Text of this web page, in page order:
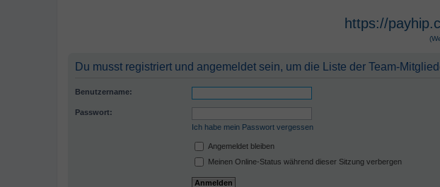
https://
Du musst registriert und angemeldet sein, um die Liste der Team-
Benutzername:
Passwort:
Ich habe mein Passwort vergessen
Angemeldet bleiben
Meinen Online-Status während dieser Sitzung verbergen